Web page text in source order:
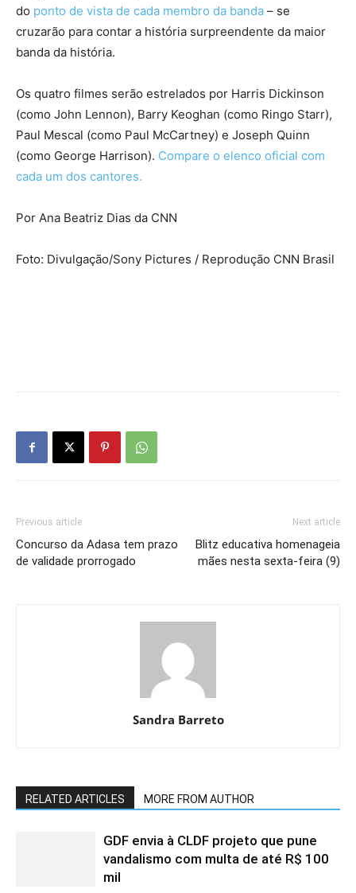
do ponto de vista de cada membro da banda – se
cruzarão para contar a história surpreendente da maior
banda da história.
Os quatro filmes serão estrelados por Harris Dickinson
(como John Lennon), Barry Keoghan (como Ringo Starr),
Paul Mescal (como Paul McCartney) e Joseph Quinn
(como George Harrison). Compare o elenco oficial com
cada um dos cantores.
Por Ana Beatriz Dias da CNN
Foto: Divulgação/Sony Pictures / Reprodução CNN Brasil
Previous article
Concurso da Adasa tem prazo
de validade prorrogado
Next article
Blitz educativa homenageia
mães nesta sexta-feira (9)
Sandra Barreto
RELATED ARTICLES MORE FROM AUTHOR
GDF envia à CLDF projeto que pune
vandalismo com multa de até R$ 100
mil